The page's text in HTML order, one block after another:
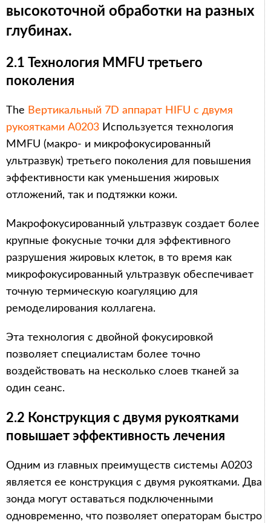
высокоточной обработки на разных
глубинах.
2.1 Технология MMFU третьего
поколения
The Вертикальный 7D аппарат HIFU с двумя
рукоятками A0203 Используется технология
MMFU (макро- и микрофокусированный
ультразвук) третьего поколения для повышения
эффективности как уменьшения жировых
отложений, так и подтяжки кожи.
Макрофокусированный ультразвук создает более
крупные фокусные точки для эффективного
разрушения жировых клеток, в то время как
микрофокусированный ультразвук обеспечивает
точную термическую коагуляцию для
ремоделирования коллагена.
Эта технология с двойной фокусировкой
позволяет специалистам более точно
воздействовать на несколько слоев тканей за
один сеанс.
2.2 Конструкция с двумя рукоятками
повышает эффективность лечения
Одним из главных преимуществ системы A0203
является ее конструкция с двумя рукоятками. Два
зонда могут оставаться подключенными
одновременно, что позволяет операторам быстро